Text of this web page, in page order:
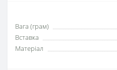
Вага (грам)
Вставка
Матеріал